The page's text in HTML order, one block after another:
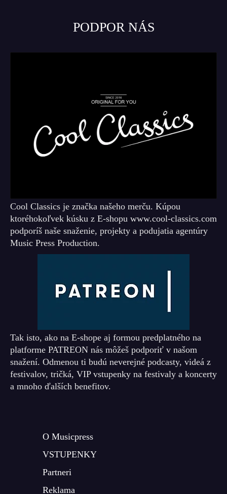
PODPOR NÁS
Cool Classics je značka našeho merču. Kúpou
ktoréhokoľvek kúsku z E-shopu www.cool-classics.com
podporíš naše snaženie, projekty a podujatia agentúry
Music Press Production.
Tak isto, ako na E-shope aj formou predplatného na
platforme PATREON nás môžeš podporiť v našom
snažení. Odmenou ti budú neverejné podcasty, videá z
festivalov, tričká, VIP vstupenky na festivaly a koncerty
a mnoho ďalších benefitov.
O Musicpress
VSTUPENKY
Partneri
Reklama